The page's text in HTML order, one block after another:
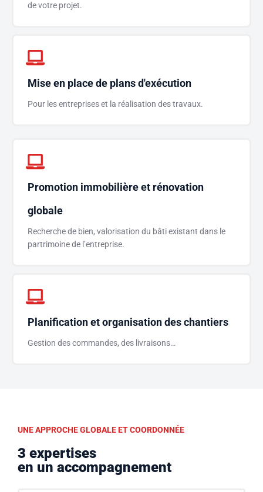
de votre projet.
Mise en place de plans d'exécution
Pour les entreprises et la réalisation des travaux.
Promotion immobilière et rénovation
globale
Recherche de bien, valorisation du bâti existant dans le
partrimoine de l’entreprise.
Planification et organisation des chantiers
Gestion des commandes, des livraisons…
UNE APPROCHE GLOBALE ET COORDONNÉE
3 expertises
en un accompagnement